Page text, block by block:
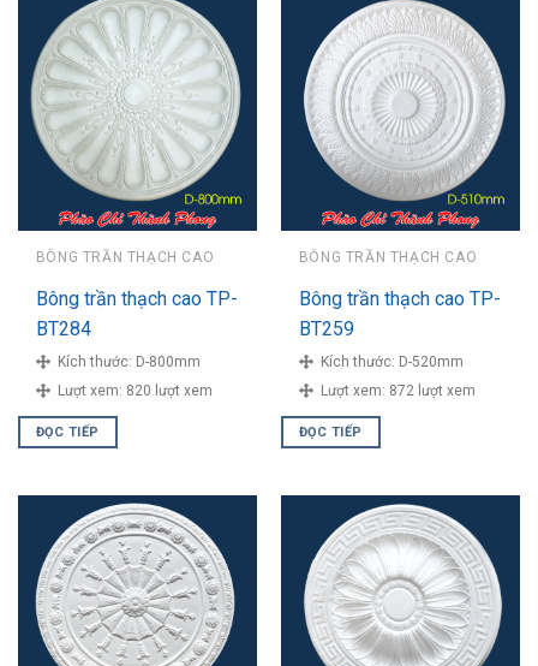
BÔNG TRẦN THẠCH CAO
Bông trần thạch cao TP-
BT284
Kích thước: D-800mm
Lượt xem: 820 lượt xem
ĐỌC TIẾP
BÔNG TRẦN THẠCH CAO
Bông trần thạch cao TP-
BT259
Kích thước: D-520mm
Lượt xem: 872 lượt xem
ĐỌC TIẾP